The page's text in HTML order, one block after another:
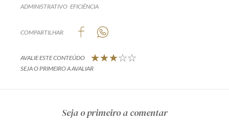
ADMINISTRATIVO EFICIÊNCIA
COMPARTILHAR
AVALIE ESTE CONTEÚDO
SEJA O PRIMEIRO A AVALIAR
Seja o primeiro a comentar